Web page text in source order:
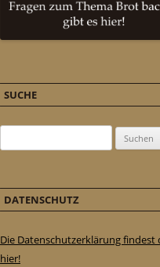
SUCHE
DATENSCHUTZ
Die Datenschutzerklärung findest
hier!